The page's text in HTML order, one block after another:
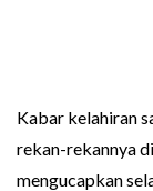
Kabar kelahiran
rekan-rekannya
mengucapkan